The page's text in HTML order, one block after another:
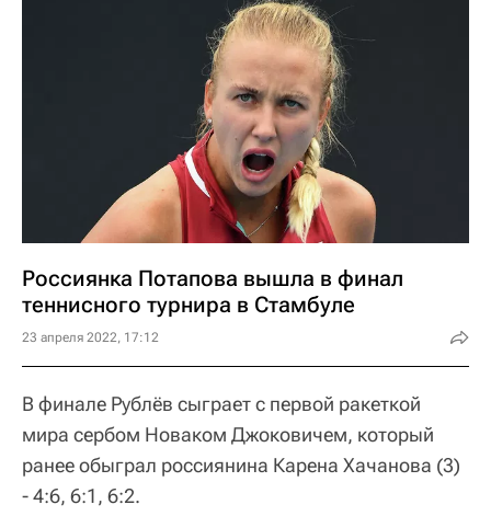
Россиянка Потапова вышла в финал
теннисного турнира в Стамбуле
23 апреля 2022, 17:12
В финале Рублёв сыграет с первой ракеткой
мира сербом Новаком Джоковичем, который
ранее обыграл россиянина Карена Хачанова (3)
- 4:6, 6:1, 6:2.